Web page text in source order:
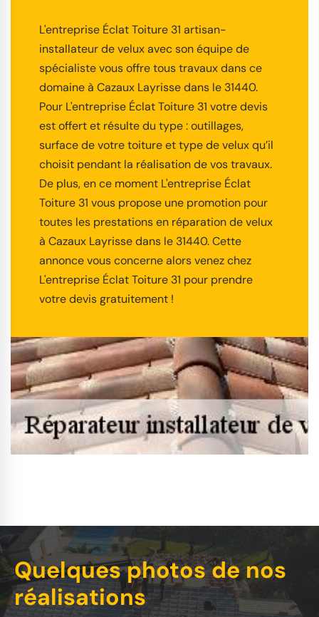
L'entreprise Éclat Toiture 31 artisan-
installateur de velux avec son équipe de
spécialiste vous offre tous travaux dans ce
domaine à Cazaux Layrisse dans le 31440.
Pour L'entreprise Éclat Toiture 31 votre devis
est offert et résulte du type : outillages,
surface de votre toiture et type de velux qu’il
choisit pendant la réalisation de vos travaux.
De plus, en ce moment L'entreprise Éclat
Toiture 31 vous propose une promotion pour
toutes les prestations en réparation de velux
à Cazaux Layrisse dans le 31440. Cette
annonce vous concerne alors venez chez
L'entreprise Éclat Toiture 31 pour prendre
votre devis gratuitement !
Quelques photos de nos
réalisations